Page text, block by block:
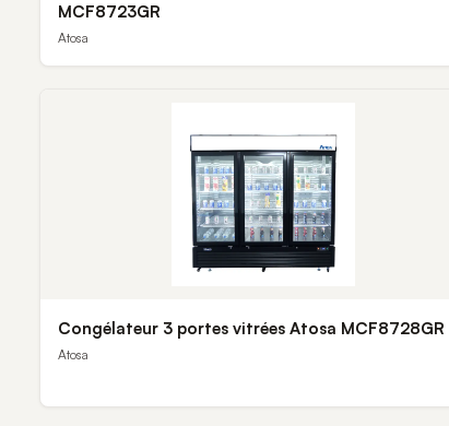
MCF8723GR
Atosa
Congélateur 3 portes vitrées Atosa MCF8728GR
Atosa